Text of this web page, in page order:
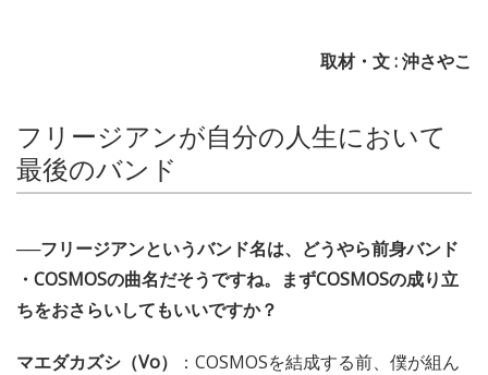
取材・文 : 沖さやこ
フリージアンが自分の人生において
最後のバンド
──フリージアンというバンド名は、どうやら前身バンド
・COSMOSの曲名だそうですね。まずCOSMOSの成り立
ちをおさらいしてもいいですか？
マエダカズシ（Vo）
：COSMOSを結成する前、僕が組ん